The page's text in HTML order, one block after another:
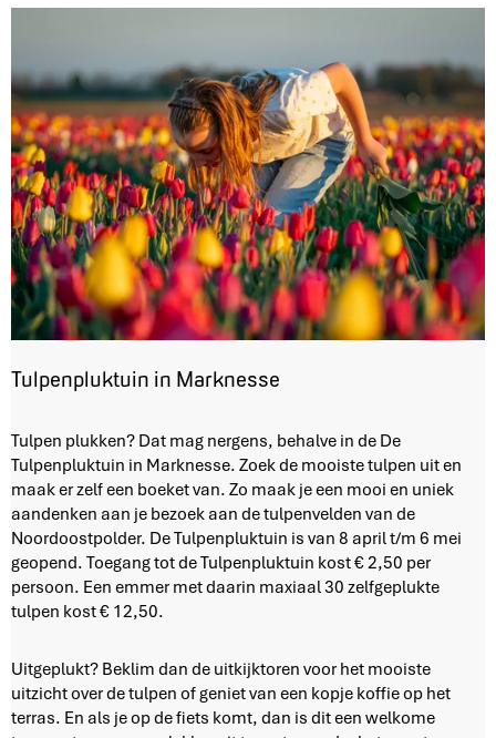
i
e
t
s
Tulpenpluktuin in Marknesse
T
u
l
p
e
n
p
l
k
u
i
Tulpen plukken? Dat mag nergens, behalve in de De
Tulpenpluktuin in Marknesse. Zoek de mooiste tulpen uit en
maak er zelf een boeket van. Zo maak je een mooi en uniek
aandenken aan je bezoek aan de tulpenvelden van de
Noordoostpolder. De Tulpenpluktuin is van 8 april t/m 6 mei
geopend. Toegang tot de Tulpenpluktuin kost € 2,50 per
persoon. Een emmer met daarin maxiaal 30 zelfgeplukte
tulpen kost € 12,50.
Uitgeplukt? Beklim dan de uitkijktoren voor het mooiste
uitzicht over de tulpen of geniet van een kopje koffie op het
terras. En als je op de fiets komt, dan is dit een welkome